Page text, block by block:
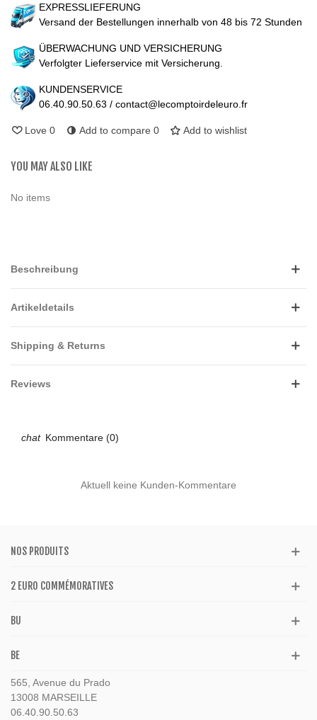
EXPRESSLIEFERUNG
Versand der Bestellungen innerhalb von 48 bis 72 Stunden
ÜBERWACHUNG UND VERSICHERUNG
Verfolgter Lieferservice mit Versicherung.
KUNDENSERVICE
06.40.90.50.63 / contact@lecomptoirdeleuro.fr
Love 0 Add to compare 0 Add to wishlist
YOU MAY ALSO LIKE
No items
Beschreibung
Artikeldetails
Shipping & Returns
Reviews
Kommentare (0)
Aktuell keine Kunden-Kommentare
NOS PRODUITS
2 EURO COMMÉMORATIVES
BU
BE
565, Avenue du Prado
13008 MARSEILLE
06.40.90.50.63